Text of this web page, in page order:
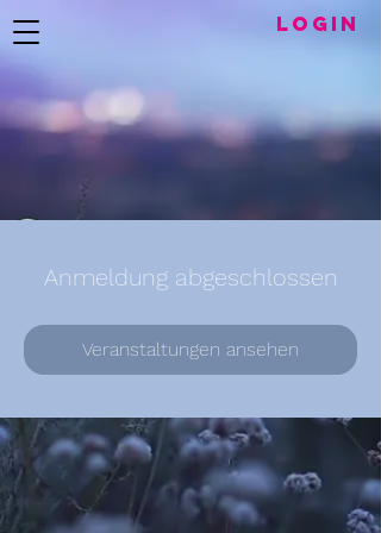
LogIN
Anmeldung abgeschlossen
Veranstaltungen ansehen